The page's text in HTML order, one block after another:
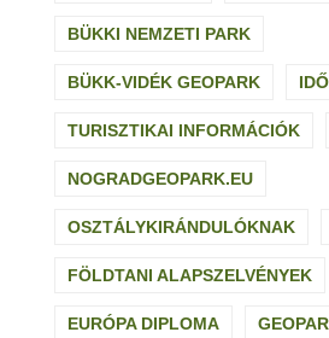
BÜKKI NEMZETI PARK
BÜKK-VIDÉK GEOPARK
TURISZTIKAI INFORMÁCIÓK
NOGRADGEOPARK.EU
OSZTÁLYKIRÁNDULÓKNAK
FÖLDTANI ALAPSZELVÉNYEK
EURÓPA DIPLOMA